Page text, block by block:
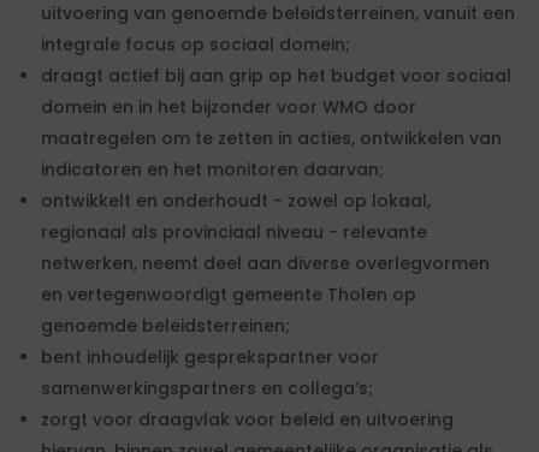
uitvoering van genoemde beleidsterreinen, vanuit een
integrale focus op sociaal domein;
draagt actief bij aan grip op het budget voor sociaal
domein en in het bijzonder voor WMO door
maatregelen om te zetten in acties, ontwikkelen van
indicatoren en het monitoren daarvan;
ontwikkelt en onderhoudt - zowel op lokaal,
regionaal als provinciaal niveau - relevante
netwerken, neemt deel aan diverse overlegvormen
en vertegenwoordigt gemeente Tholen op
genoemde beleidsterreinen;
bent inhoudelijk gesprekspartner voor
samenwerkingspartners en collega’s;
zorgt voor draagvlak voor beleid en uitvoering